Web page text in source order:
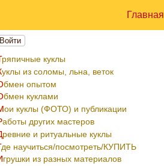
Главная
Войти
Тряпичные куклы
Куклы из соломы, льна, веток
Обмен опытом
Обмен куклами
Мои куклы (ФОТО) и публикации
Работы других мастеров
Древние и ритуальные куклы
Где научиться/посмотреть/КУПИТЬ
Игрушки из разных материалов